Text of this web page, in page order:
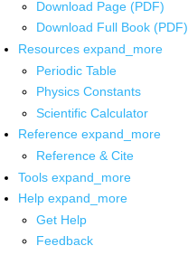
Download Page (PDF)
Download Full Book (PDF)
Resources expand_more
Periodic Table
Physics Constants
Scientific Calculator
Reference expand_more
Reference & Cite
Tools expand_more
Help expand_more
Get Help
Feedback